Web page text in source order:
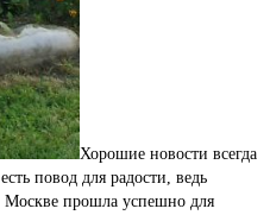
Хорошие новости всегда
повод для радости, ведь
Москве прошла успешно для